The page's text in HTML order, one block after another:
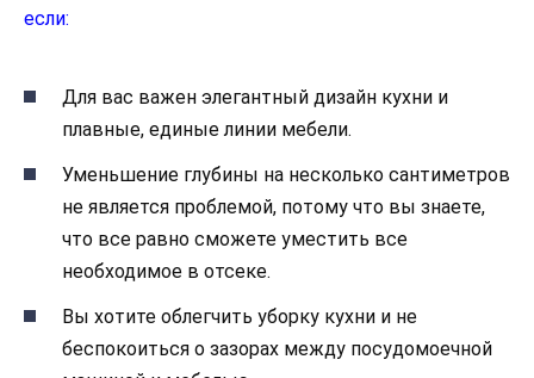
если:
Для вас важен элегантный дизайн кухни и
плавные, единые линии мебели.
Уменьшение глубины на несколько сантиметров
не является проблемой, потому что вы знаете,
что все равно сможете уместить все
необходимое в отсеке.
Вы хотите облегчить уборку кухни и не
беспокоиться о зазорах между посудомоечной